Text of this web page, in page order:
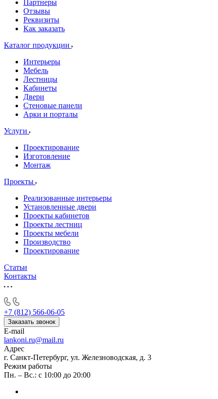
Партнеры
Отзывы
Реквизиты
Как заказать
Каталог продукции
Интерьеры
Мебель
Лестницы
Кабинеты
Двери
Стеновые панели
Арки и порталы
Услуги
Проектирование
Изготовление
Монтаж
Проекты
Реализованные интерьеры
Установленные двери
Проекты кабинетов
Проекты лестниц
Проекты мебели
Производство
Проектирование
Статьи
Контакты
+7 (812) 566-06-05
Заказать звонок
E-mail
lankoni.ru@mail.ru
Адрес
г. Санкт-Петербург, ул. Железноводская, д. 3
Режим работы
Пн. – Вс.: с 10:00 до 20:00